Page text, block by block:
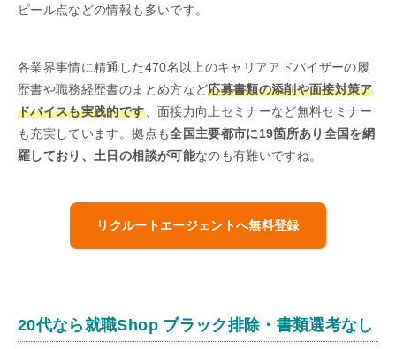
ピール点などの情報も多いです。
各業界事情に精通した470名以上のキャリアアドバイザーの履
歴書や職務経歴書のまとめ方など応募書類の添削や面接対策ア
ドバイスも実践的です、面接力向上セミナーなど無料セミナー
も充実しています。拠点も全国主要都市に19箇所あり全国を網
羅しており、土日の相談が可能なのも有難いですね。
リクルートエージェントへ無料登録
20代なら就職Shop ブラック排除・書類選考なし